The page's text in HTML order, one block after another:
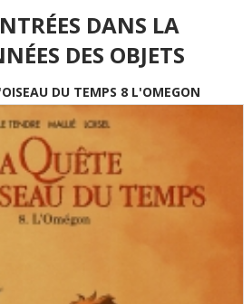
DANS LA
DES OBJETS
DU TEMPS 8 L'OMEGON